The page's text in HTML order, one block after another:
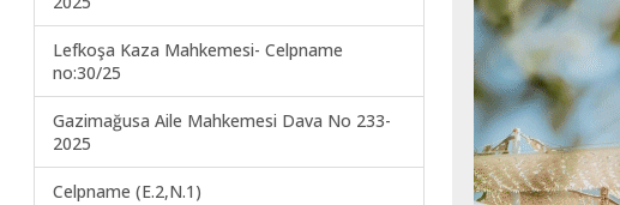
Lefkoşa Kaza Mahkemesi- Celpname
no:30/25
Gazimağusa Aile Mahkemesi Dava No 233-
2025
Celpname (E.2,N.1)